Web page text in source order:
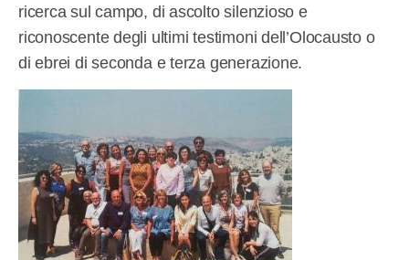
ricerca sul campo, di ascolto silenzioso e
riconoscente degli ultimi testimoni dell’Olocausto o
di ebrei di seconda e terza generazione.